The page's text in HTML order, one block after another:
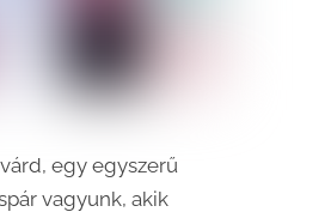
egy egyszerű
vagyunk, akik